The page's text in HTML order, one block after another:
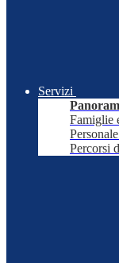
Servizi
Famiglie
Percorsi